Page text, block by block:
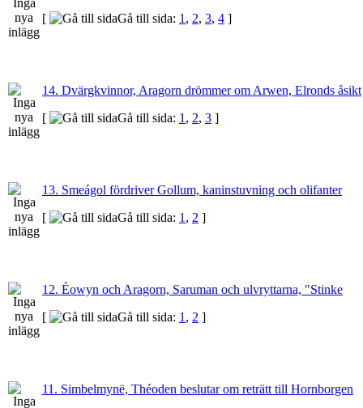
[ Gå till sida: 1 , 2, 3, 4 ]
14. Dvärgkvinnor, Aragorn drömmer om Arwen, Elronds åsikt
[
Gå till sida: 1 , 2, 3 ]
13. Smeágol fördriver Gollum, kaninstuvning och olifanter
[
Gå till sida: 1 , 2 ]
12. Éowyn och Aragorn, Saruman och ulvryttarna, "Stinke
[
Gå till sida: 1 , 2 ]
11. Simbelmynë, Théoden beslutar om reträtt till Hornborgen